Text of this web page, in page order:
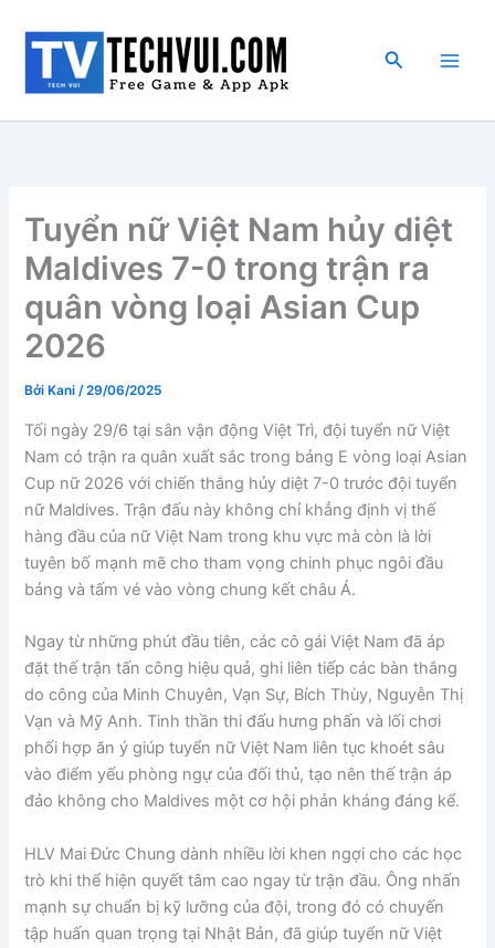
dung
Tìm
Tuyển nữ Việt Nam hủy diệt
Maldives 7-0 trong trận ra
quân vòng loại Asian Cup
2026
Bởi Kani/29/06/2025
Tối ngày 29/6 tại sân vận động Việt Trì, đội tuyển nữ Việt
Nam có trận ra quân xuất sắc trong bảng E vòng loại Asian
Cup nữ 2026 với chiến thắng hủy diệt 7-0 trước đội tuyển
nữ Maldives. Trận đấu này không chỉ khẳng định vị thế
hàng đầu của nữ Việt Nam trong khu vực mà còn là lời
tuyên bố mạnh mẽ cho tham vọng chinh phục ngôi đầu
bảng và tấm vé vào vòng chung kết châu Á.
Ngay từ những phút đầu tiên, các cô gái Việt Nam đã áp
đặt thế trận tấn công hiệu quả, ghi liên tiếp các bàn thắng
do công của Minh Chuyên, Vạn Sự, Bích Thùy, Nguyễn Thị
Vạn và Mỹ Anh. Tinh thần thi đấu hưng phấn và lối chơi
phối hợp ăn ý giúp tuyển nữ Việt Nam liên tục khoét sâu
vào điểm yếu phòng ngự của đối thủ, tạo nên thế trận áp
đảo không cho Maldives một cơ hội phản kháng đáng kể.
HLV Mai Đức Chung dành nhiều lời khen ngợi cho các học
trò khi thể hiện quyết tâm cao ngay từ trận đầu. Ông nhấn
mạnh sự chuẩn bị kỹ lưỡng của đội, trong đó có chuyến
tập huấn quan trọng tại Nhật Bản, đã giúp tuyển nữ Việt